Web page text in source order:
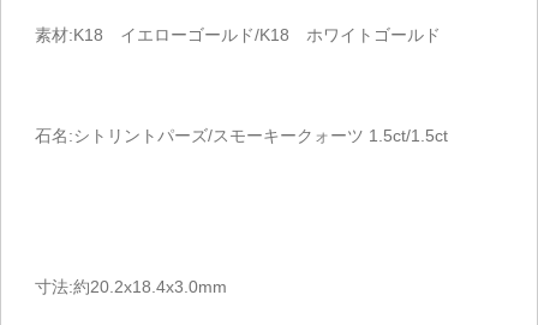
素材:K18 イエローゴールド/K18 ホワイトゴールド
石名:シトリントパーズ/スモーキークォーツ 1.5ct/1.5ct
寸法:約20.2x18.4x3.0mm